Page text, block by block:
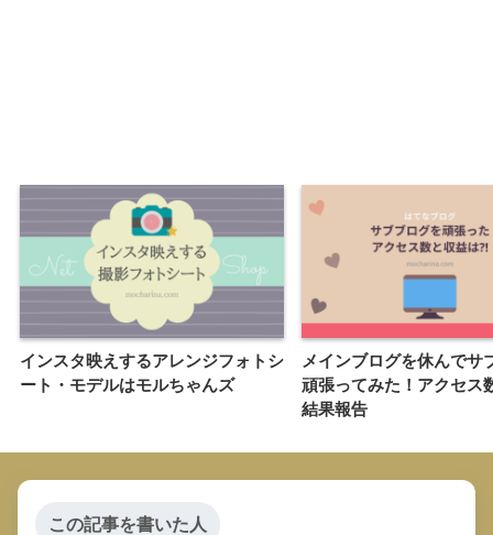
インスタ映えするアレンジフォトシ
ート・モデルはモルちゃんズ
メインブログを休んでサ
頑張ってみた！アクセス
結果報告
この記事を書いた人